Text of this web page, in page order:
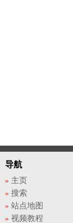
导航
主页
搜索
站点地图
视频教程